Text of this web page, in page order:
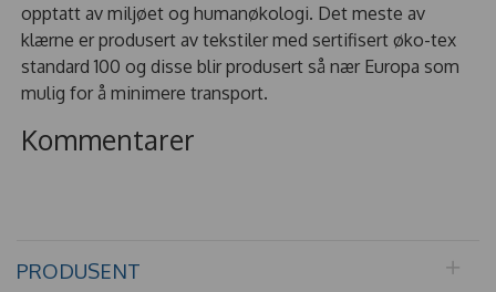
opptatt av miljøet og humanøkologi. Det meste av
klærne er produsert av tekstiler med sertifisert øko-tex
standard 100 og disse blir produsert så nær Europa som
mulig for å minimere transport.
Kommentarer
PRODUSENT